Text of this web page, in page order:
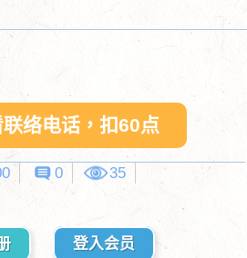
络电话，扣60点
0 35
登入会员